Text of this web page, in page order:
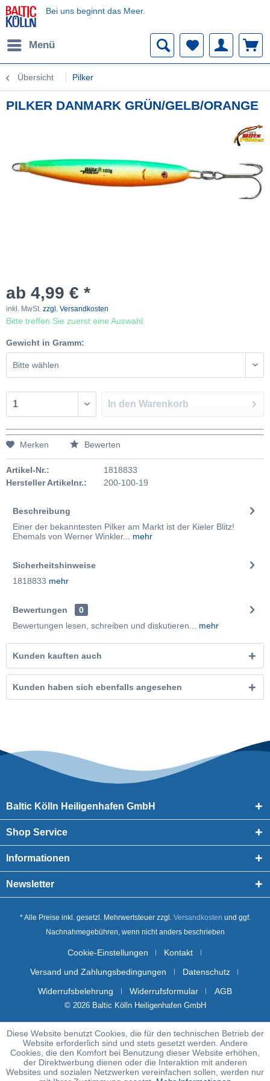
Bei uns beginnt das Meer.
Menü
Übersicht Pilker
PILKER DANMARK GRÜN/GELB/ORANGE
ab 4,99 € *
inkl. MwSt. zzgl. Versandkosten
Bitte treffen Sie zuerst eine Auswahl:
Gewicht in Gramm:
In den Warenkorb
Merken Bewerten
Artikel-Nr.:
1818833
Hersteller Artikelnr.:
200-100-19
Beschreibung
Einer der bekanntesten Pilker am Markt ist der Kieler Blitz!
Ehemals von Werner Winkler...
mehr
Sicherheitshinweise
1818833 mehr
Bewertungen
0
Bewertungen lesen, schreiben und diskutieren...
mehr
Kunden kauften auch
Kunden haben sich ebenfalls angesehen
Baltic Kölln Heiligenhafen GmbH
Shop Service
Informationen
Newsletter
* Alle Preise inkl. gesetzl. Mehrwertsteuer zzgl. Versandkosten und ggf.
Nachnahmegebühren, wenn nicht anders beschrieben
Cookie-Einstellungen
Kontakt
Versand und Zahlungsbedingungen
Datenschutz
Widerrufsbelehrung
Widerrufsformular AGB
© 2026 Baltic Kölln Heiligenhafen GmbH
Diese Website benutzt Cookies, die für den technischen Betrieb der
Website erforderlich sind und stets gesetzt werden. Andere
Cookies, die den Komfort bei Benutzung dieser Website erhöhen,
der Direktwerbung dienen oder die Interaktion mit anderen
Websites und sozialen Netzwerken vereinfachen sollen, werden nur